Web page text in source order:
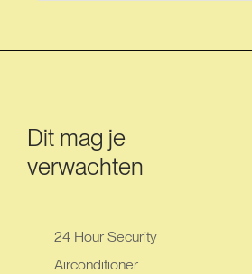
Dit mag je
verwachten
24 Hour Security
Airconditioner